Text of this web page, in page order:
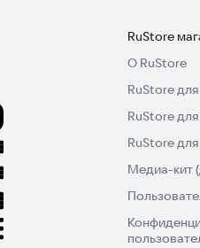
RuStore
О RuStore
RuStore
RuStore
RuStore
Медиа-кит